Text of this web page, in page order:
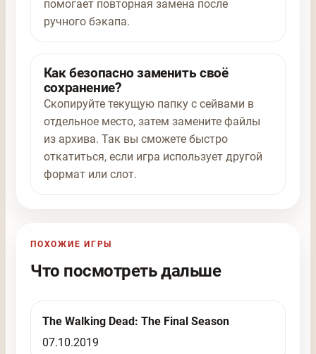
помогает повторная замена после
ручного бэкапа.
Как безопасно заменить своё
сохранение?
Скопируйте текущую папку с сейвами в
отдельное место, затем замените файлы
из архива. Так вы сможете быстро
откатиться, если игра использует другой
формат или слот.
ПОХОЖИЕ ИГРЫ
Что посмотреть дальше
The Walking Dead: The Final Season
07.10.2019